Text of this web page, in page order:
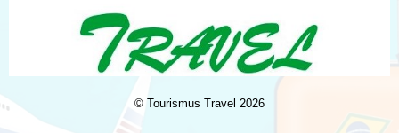
© Tourismus Travel 2026